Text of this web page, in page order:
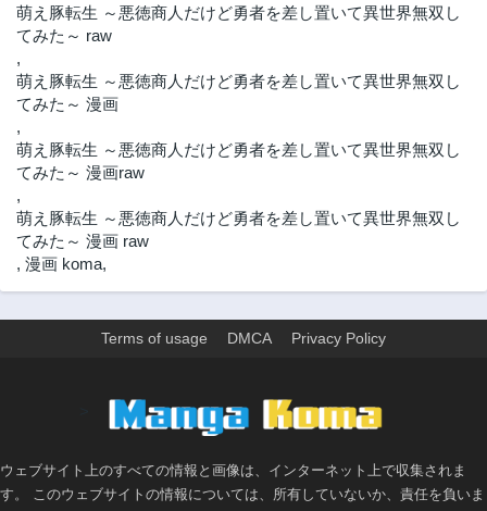
萌え豚転生 ～悪徳商人だけど勇者を差し置いて異世界無双し
てみた～ raw
,
萌え豚転生 ～悪徳商人だけど勇者を差し置いて異世界無双し
てみた～ 漫画
,
萌え豚転生 ～悪徳商人だけど勇者を差し置いて異世界無双し
てみた～ 漫画raw
,
萌え豚転生 ～悪徳商人だけど勇者を差し置いて異世界無双し
てみた～ 漫画 raw
, 漫画 koma,
Terms of usage DMCA Privacy Policy
ウェブサイト上のすべての情報と画像は、インターネット上で収集されま
す。 このウェブサイトの情報については、所有していないか、責任を負いま